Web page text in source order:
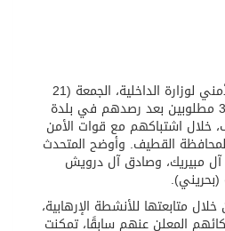
[JUSTIFY]كشف المتحدث الأمني لوزارة الداخلية، الجمعة (21
يوليو 2017) ملابسات مقتل 3 مطلوبين بعد رصدهم في بلدة
اشتباكهم مع قوات الأمن
القطيف. وأوضح المتحدث
آل مبيريك، وصادق آل درويش
متابعتها للأنشطة الإرهابية،
المعلن عنهم سابقًا، تمكنت